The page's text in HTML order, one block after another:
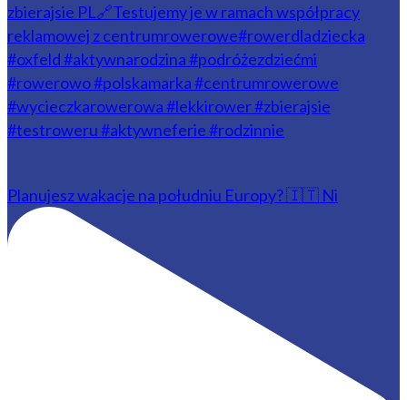
Planujesz wakacje na południu Europy? 🇮🇹 Ni